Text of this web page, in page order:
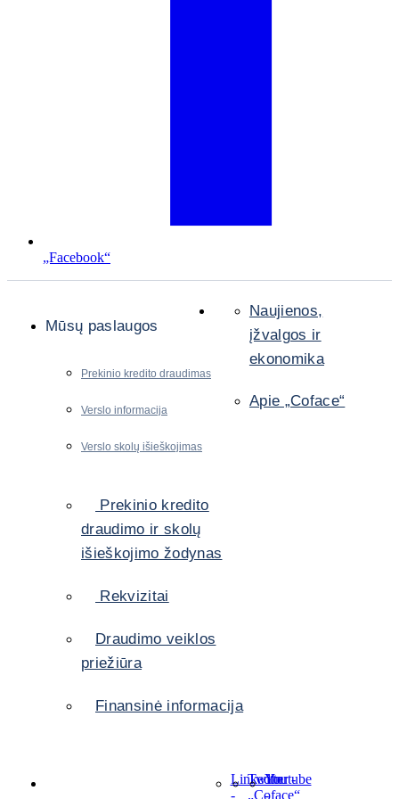
„Facebook“
Mūsų paslaugos
Prekinio kredito draudimas
Verslo informacija
Verslo skolų išieškojimas
Naujienos,
įžvalgos ir
ekonomika
Apie „Coface“
Prekinio kredito
draudimo ir skolų
išieškojimo žodynas
Rekvizitai
Draudimo veiklos
priežiūra
Finansinė informacija
LinkedIn
-
Twitter-
„Coface“
Youtube
-